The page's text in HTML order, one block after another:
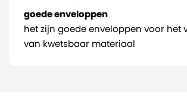
goede enveloppen
het zijn goede enveloppen voor het
van kwetsbaar materiaal